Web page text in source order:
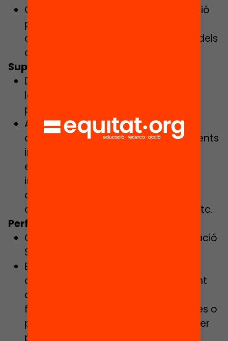
Coordinar-se amb l’equip d’avaluació
per a la gestió d’incidències i
ajustaments del model a la realitat dels
centres.
Suport en la gestió d’esdeveniments
Donar suport en l’organització i
logística dels actes i jornades del
programa.
Assegurar l’assistència i compromís
amb els actes i campanyes dels agents
implicats en el projecte: difusió
específica dels esdeveniments,
invitacions personalitzades,
coordinació d’agendes, facilitació
d’informació i resolució de dubtes, etc.
Perfil i competències:
Grau/Llicenciatura i Màster en Educació
Secundària.
Es valorarà especialment tenir i
demostrar experiència com a docent
de secundària a l’aula, així com
formació específica en metodologies o
programes d’educació emocional per
potenciar les habilitats